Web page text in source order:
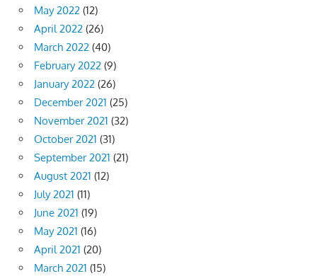
May 2022 (12)
April 2022 (26)
March 2022 (40)
February 2022 (9)
January 2022 (26)
December 2021 (25)
November 2021 (32)
October 2021 (31)
September 2021 (21)
August 2021 (12)
July 2021 (11)
June 2021 (19)
May 2021 (16)
April 2021 (20)
March 2021 (15)